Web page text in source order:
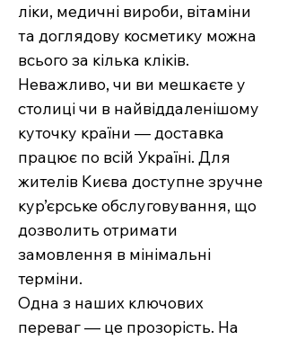
ліки, медичні вироби, вітаміни
та доглядову косметику можна
всього за кілька кліків.
Неважливо, чи ви мешкаєте у
столиці чи в найвіддаленішому
куточку країни — доставка
працює по всій Україні. Для
жителів Києва доступне зручне
кур’єрське обслуговування, що
дозволить отримати
замовлення в мінімальні
терміни.
Одна з наших ключових
переваг — це прозорість. На